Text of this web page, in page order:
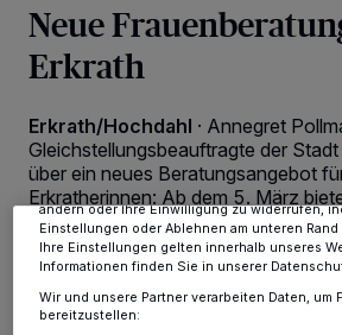
Neue
Erkrath
Erkrath/Hochdahl · Annegret
Gleichstellungsbeauftragte der
über ein neues Beratungsangebot
Erkratherinnen: Ab dem 5. März
Frauenberatungsstelle für den Kreis
jedem ersten Freitag im Monat von
Außensprechstunde für
Angelegenheiten in Hochdahl an.
Wir und unsere
personenbezogene Daten wie Browserdaten
Tracking-Technologien für die unter „Wir und
verarbeiten Daten, um Ihnen Dienste
Zwecke. Wenn Tracker deaktiviert sind, sind
Anzeigen möglicherweise nicht mehr so
dieses Menü jederzeit wieder aufrufen, um
ändern oder Ihre Einwilligung zu widerrufen,
Einstellungen oder Ablehnen am unteren
Ihre Einstellungen gelten innerhalb unseres
Informationen finden Sie in unserer
Wir und unsere Partner verarbeiten Daten, um
bereitzustellen: